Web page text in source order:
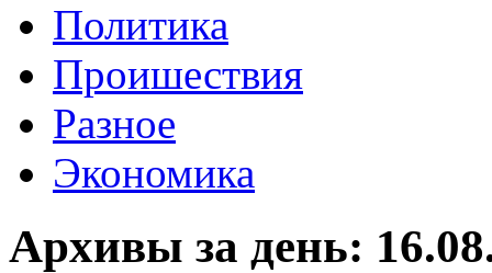
Политика
Проишествия
Разное
Экономика
Архивы за день: